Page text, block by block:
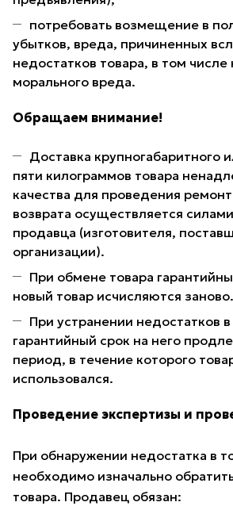
потребовать возмещение в
убытков, вреда, причиненных
недостатков товара, в том
морального вреда.
Обращаем внимание!
Доставка крупногабаритного
пяти килограммов товара
качества для проведения
возврата осуществляется
продавца (изготовителя,
организации).
При обмене товара
новый товар исчисляются заново.
При устранении недостатков
гарантийный срок на него
период, в течение которого
использовался.
Проведение экспертизы и
При обнаружении недостатка в
необходимо изначально
товара. Продавец обязан: